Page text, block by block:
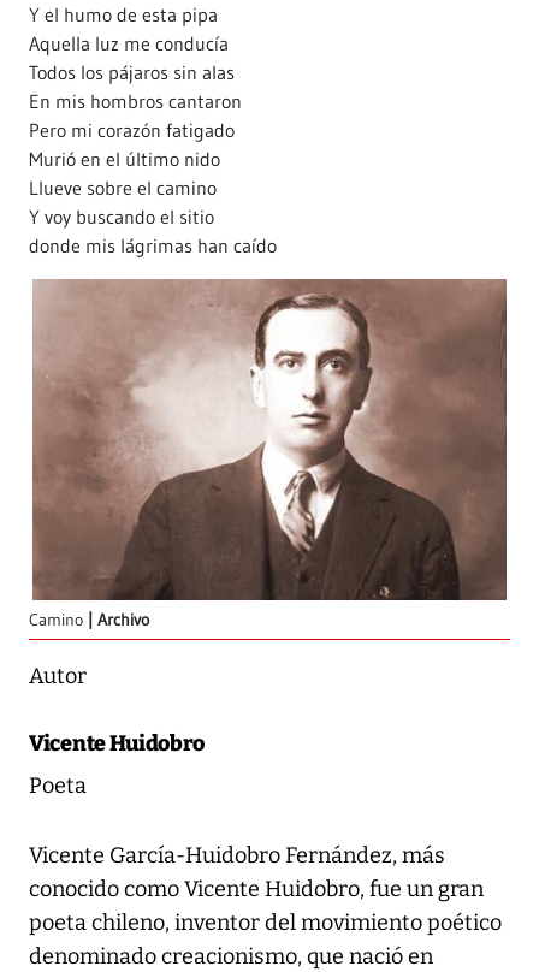
Y el humo de esta pipa
Aquella luz me conducía
Todos los pájaros sin alas
En mis hombros cantaron
Pero mi corazón fatigado
Murió en el último nido
Llueve sobre el camino
Y voy buscando el sitio
donde mis lágrimas han caído
Camino Archivo
Autor
Vicente Huidobro
Poeta
Vicente García-Huidobro Fernández, más
conocido como Vicente Huidobro, fue un gran
poeta chileno, inventor del movimiento poético
denominado creacionismo, que nació en